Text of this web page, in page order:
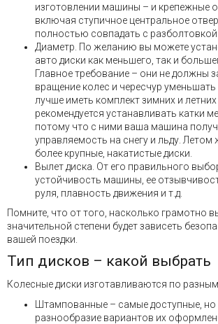
изготовлении машины – и крепежные
включая ступичное центральное
полностью совпадать с
Диаметр. По желанию вы можете
авто диски как меньшего, так и
Главное требование – они не должны
вращение колес и чересчур уменьшать
лучше иметь комплект зимних и
рекомендуется устанавливать катки
потому что с ними ваша машина
управляемость на снегу и льду. Летом
более крупные, накатистые диски.
Вылет диска. От его правильного
устойчивость машины, ее
руля, плавность движения и т.д.
Помните, что от того, насколько грамотно
значительной степени будет зависеть
вашей поездки.
Тип дисков – какой выбрать
Колесные диски изготавливаются по
Штампованные – самые доступные, но
разнообразие вариантов их